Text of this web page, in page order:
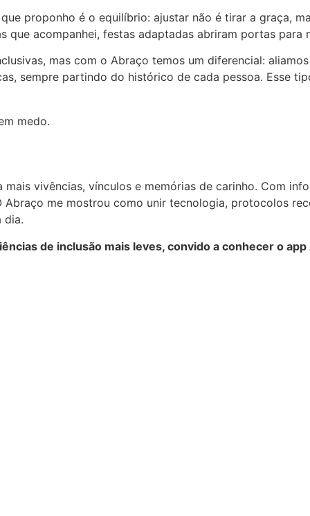
proponho é o equilíbrio: ajustar não é tirar a graça,
que acompanhei, festas adaptadas abriram portas
mas com o Abraço temos um diferencial:
sempre partindo do histórico de cada pessoa. Esse
medo.
vivências, vínculos e memórias de carinho. Com
me mostrou como unir tecnologia, protocolos
dia.
de inclusão mais leves, convido a conhecer o